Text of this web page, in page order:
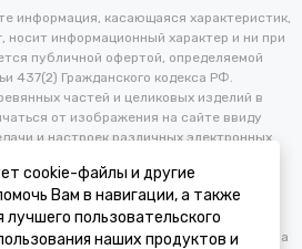
информация, касающаяся характеристик,
носит информационный характер и ни при
публичной офертой, определяемой
437(2) Гражданского кодекса РФ.
частей и целиковых изделий в
от изображения на сайте ввиду
и настроек различных электронных
и иные характеристики изделий для
и технических параметров без
потребителя. Изменение
основанием для возврата/обмена
cookie-файлы и другие
Вам в навигации, а также
пользовательского
наших продуктов и